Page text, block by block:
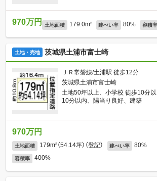
970万円 土地面積 179.0m² 建ぺい率 80% 容積率
土地・売地 茨城県土浦市富士崎
ＪＲ常磐線/土浦駅 徒歩12分
茨城県土浦市富士崎
土地50坪以上、小学校 徒歩10分
10分以内、陽当り良好、建築
970万円
土地面積 179m²（54.14坪）（登記） 建ぺい率 80%
容積率 400%